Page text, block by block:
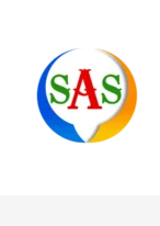
content